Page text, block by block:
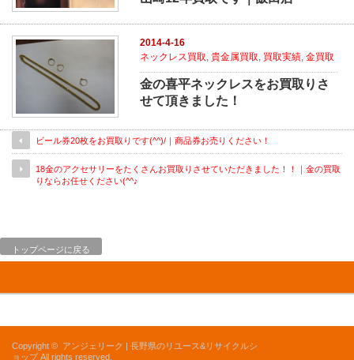
2014-4-16
ネックレス買取 ,貴金属買取 買取実績 ,金買取
金の喜平ネックレスをお買取りさ
せて頂きました！
ビール券20枚をお買取りです(^^)/｜商品券お売りください！
18金のアクセサリーをたくさんお買取りさせていただきました！！｜金の買取
りならお任せください(^^♪
トップページに戻る
Copyright © アンジェリーク | 長野県のリユース&リサイクルシ
ョップAll rights reserved.